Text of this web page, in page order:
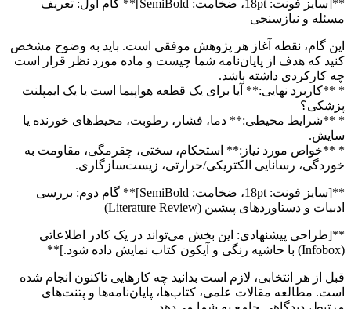
**[سایز فونت: 18pt، ضخامت: SemiBold]** گام اول: تعریف
مسئله و نیازسنجی
این گام، نقطه آغاز هر پژوهش موفقی است. باید به وضوح مشخص
کنید که هدف از پایان‌نامه شما چیست و ماده مورد نظر قرار است
چه کارکردی داشته باشد.
* **کاربرد نهایی:** آیا برای یک قطعه هواپیما است یا یک ایمپلنت
پزشکی؟
* **شرایط محیطی:** دما، فشار، رطوبت، محیط‌های خورنده یا
سایش.
* **خواص مورد نیاز:** استحکام، سختی، چقرمگی، مقاومت به
خوردگی، رسانایی الکتریکی/حرارتی، زیست‌سازگاری.
**[سایز فونت: 18pt، ضخامت: SemiBold]** گام دوم: بررسی
ادبیات و دستاوردهای پیشین (Literature Review)
**[طراحی پیشنهادی: این بخش می‌تواند در یک کادر اطلاعاتی
(Infobox) با حاشیه رنگی و آیکون کتاب نمایش داده شود.]**
قبل از هر انتخابی، لازم است بدانید چه کارهایی تاکنون انجام شده
است. مطالعه مقالات علمی، کتاب‌ها، پایان‌نامه‌ها و پتنت‌های